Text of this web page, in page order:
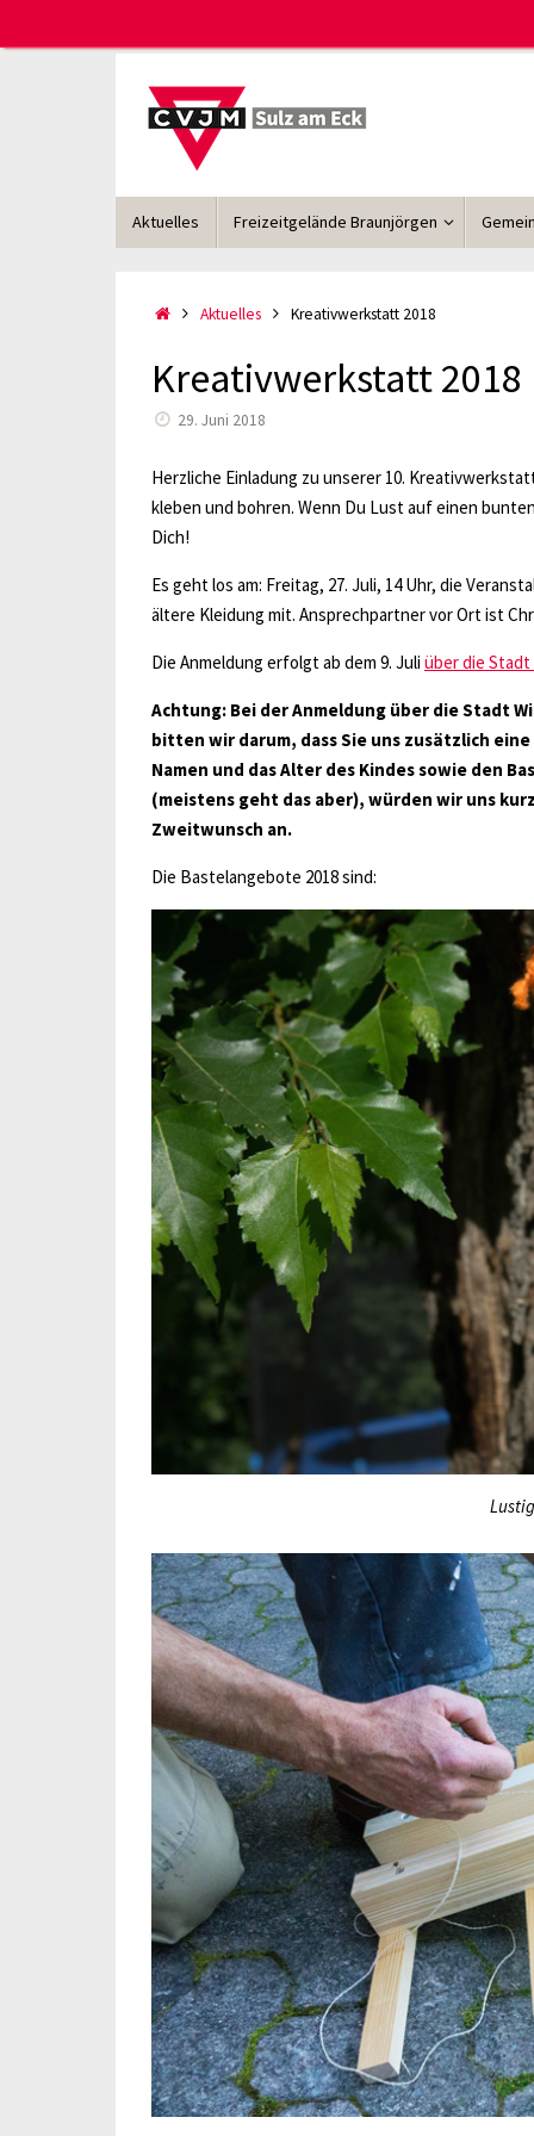
Inhalt
Inhalt
Aktuelles Freizeitgelände Braunjörgen
StartAktuelles Kreativwerkstatt 2018
Kreativwerkstatt 2018
29. Juni 2018
Herzliche Einladung zu unserer 10.
kleben und bohren. Wenn Du Lust auf einen
Dich!
Es geht los am: Freitag, 27. Juli, 14 Uhr, die
ältere Kleidung mit. Ansprechpartner vor Ort ist
Die Anmeldung erfolgt ab dem 9. Juli über die Stadt
Achtung: Bei der Anmeldung über die Stadt
bitten wir darum, dass Sie uns zusätzlich
Namen und das Alter des Kindes sowie den
(meistens geht das aber), würden wir uns
Zweitwunsch an.
Die Bastelangebote 2018 sind: